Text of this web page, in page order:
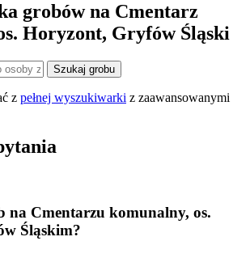
grobów na Cmentarz
Horyzont, Gryfów Śląski
Szukaj grobu
z pełnej wyszukiwarki z zaawansowanymi
na Cmentarzu komunalny, os.
Śląskim?